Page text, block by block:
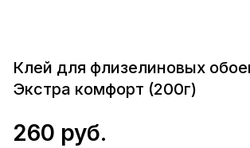
Клей для флизелиновых
Экстра комфорт (200г)
260 руб.